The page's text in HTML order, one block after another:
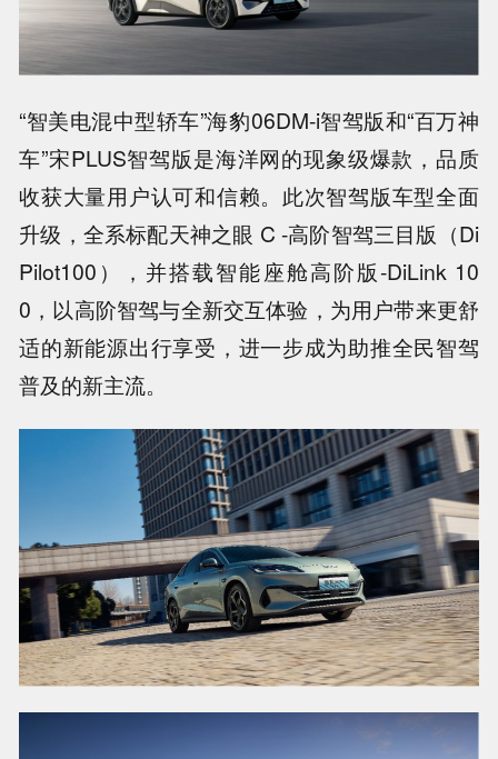
“智美电混中型轿车”海豹06DM-i智驾版和“百万神
车”宋PLUS智驾版是海洋网的现象级爆款，品质
收获大量用户认可和信赖。此次智驾版车型全面
升级，全系标配天神之眼 C -高阶智驾三目版（Di
Pilot100），并搭载智能座舱高阶版-DiLink 10
0，以高阶智驾与全新交互体验，为用户带来更舒
适的新能源出行享受，进一步成为助推全民智驾
普及的新主流。